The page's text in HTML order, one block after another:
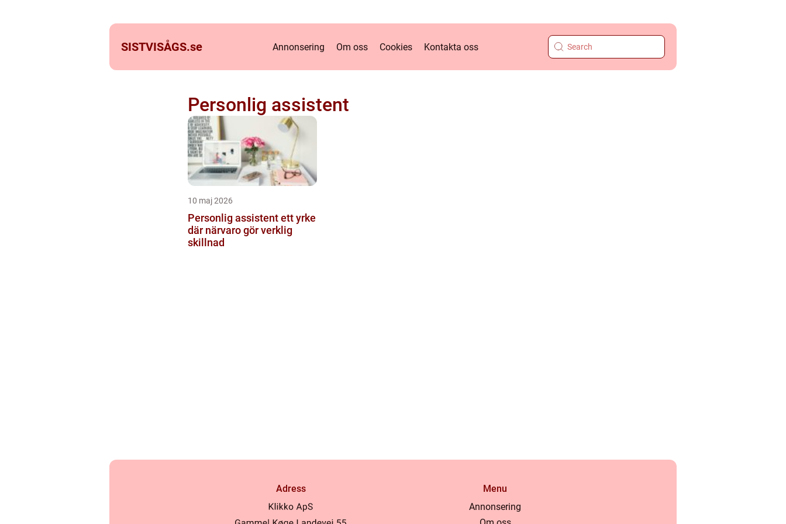
SISTVISÅGS.se Annonsering Om oss Cookies Kontakta oss
Personlig assistent
10 maj 2026
Personlig assistent ett yrke
där närvaro gör verklig
skillnad
Adress
Menu
Annonsering